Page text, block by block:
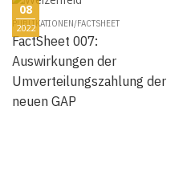
08
2022
PUBLIKATIONEN/FACTSHEET
FactSheet 007:
Auswirkungen der
Umverteilungszahlung der
neuen GAP